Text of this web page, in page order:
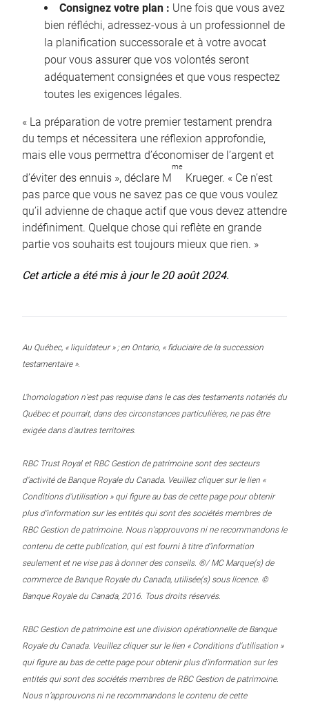
Consignez votre plan : Une fois que vous avez
bien réfléchi, adressez-vous à un professionnel de
la planification successorale et à votre avocat
pour vous assurer que vos volontés seront
adéquatement consignées et que vous respectez
toutes les exigences légales.
« La préparation de votre premier testament prendra
du temps et nécessitera une réflexion approfondie,
mais elle vous permettra d’économiser de l’argent et
d’éviter des ennuis », déclare M
me
Krueger. « Ce n’est
pas parce que vous ne savez pas ce que vous voulez
qu’il advienne de chaque actif que vous devez attendre
indéfiniment. Quelque chose qui reflète en grande
partie vos souhaits est toujours mieux que rien. »
Cet article a été mis à jour le 20 août 2024.
Au Québec, « liquidateur » ; en Ontario, « fiduciaire de la succession
testamentaire ».
L’homologation n’est pas requise dans le cas des testaments notariés du
Québec et pourrait, dans des circonstances particulières, ne pas être
exigée dans d’autres territoires.
RBC Trust Royal et RBC Gestion de patrimoine sont des secteurs
d’activité de Banque Royale du Canada. Veuillez cliquer sur le lien «
Conditions d’utilisation » qui figure au bas de cette page pour obtenir
plus d’information sur les entités qui sont des sociétés membres de
RBC Gestion de patrimoine. Nous n’approuvons ni ne recommandons le
contenu de cette publication, qui est fourni à titre d’information
seulement et ne vise pas à donner des conseils. ®/ MC Marque(s) de
commerce de Banque Royale du Canada, utilisée(s) sous licence. ©
Banque Royale du Canada, 2016. Tous droits réservés.
RBC Gestion de patrimoine est une division opérationnelle de Banque
Royale du Canada. Veuillez cliquer sur le lien « Conditions d’utilisation »
qui figure au bas de cette page pour obtenir plus d’information sur les
entités qui sont des sociétés membres de RBC Gestion de patrimoine.
Nous n’approuvons ni ne recommandons le contenu de cette